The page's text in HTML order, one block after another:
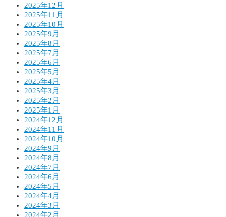
2025年12月
2025年11月
2025年10月
2025年9月
2025年8月
2025年7月
2025年6月
2025年5月
2025年4月
2025年3月
2025年2月
2025年1月
2024年12月
2024年11月
2024年10月
2024年9月
2024年8月
2024年7月
2024年6月
2024年5月
2024年4月
2024年3月
2024年2月